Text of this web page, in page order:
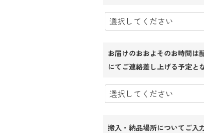
須)
お届けのおおよそのお時間は
にてご連絡差し上げる予定と
搬入・納品場所についてご入